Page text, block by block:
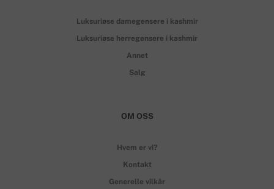
Luksuriøse damegensere i kashmir
Luksuriøse herregensere i kashmir
Annet
Salg
OM OSS
Hvem er vi?
Kontakt
Generelle vilkår